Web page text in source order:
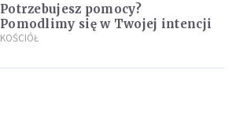
Potrzebujesz pomocy?
Pomodlimy się w Twojej intencji
KOŚCIÓŁ